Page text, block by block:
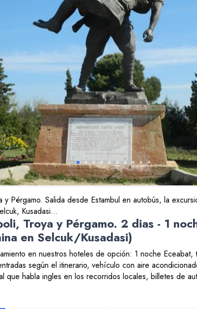
Pérgamo. Salida desde Estambul en autobús, la
Kusadasi...
Troya y Pérgamo. 2 dias - 1
en Selcuk/Kusadasi)
en nuestros hoteles de opción: 1 noche Eceabat,
según el itinerario, vehículo con aire
que habla ingles en los recorridos locales, billetes de